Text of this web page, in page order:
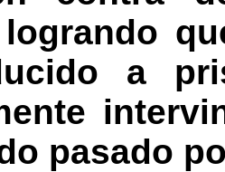
a
pasado